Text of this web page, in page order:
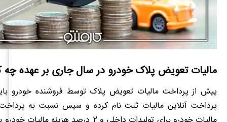
مالیات تعویض پلاک خودرو در سال جاری بر عهده
پیش از پرداخت مالیات تعویض پلاک توسط فروشنده خودرو